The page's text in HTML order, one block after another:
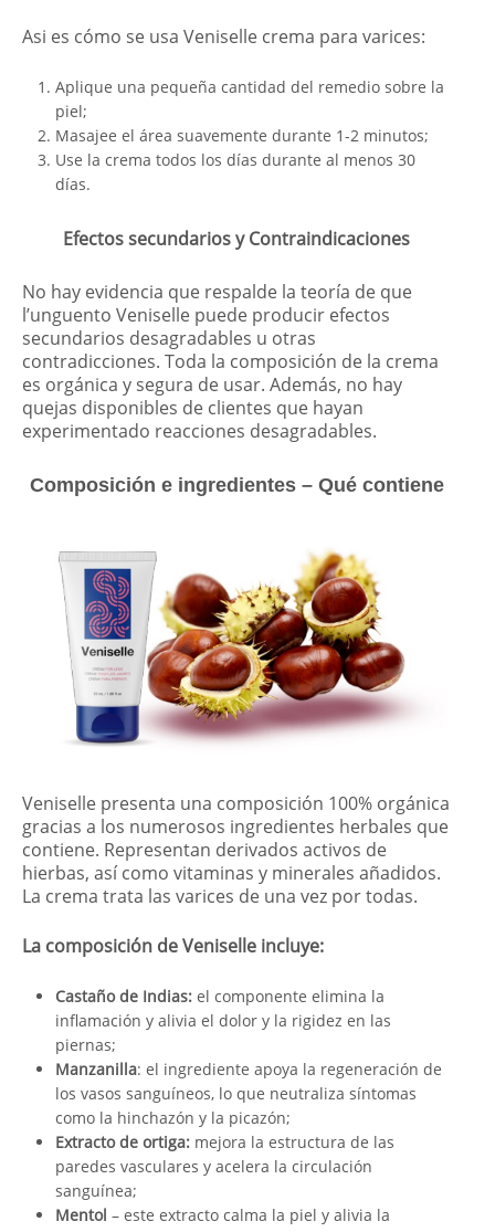
Asi es cómo se usa Veniselle crema para varices:
Aplique una pequeña cantidad del remedio sobre la
piel;
Masajee el área suavemente durante 1-2 minutos;
Use la crema todos los días durante al menos 30
días.
Efectos secundarios y Contraindicaciones
No hay evidencia que respalde la teoría de que
l’unguento Veniselle puede producir efectos
secundarios desagradables u otras
contradicciones. Toda la composición de la crema
es orgánica y segura de usar. Además, no hay
quejas disponibles de clientes que hayan
experimentado reacciones desagradables.
Composición e ingredientes – Qué contiene
Veniselle presenta una composición 100% orgánica
gracias a los numerosos ingredientes herbales que
contiene. Representan derivados activos de
hierbas, así como vitaminas y minerales añadidos.
La crema trata las varices de una vez por todas.
La composición de Veniselle incluye:
Castaño de Indias: el componente elimina la
inflamación y alivia el dolor y la rigidez en las
piernas;
Manzanilla: el ingrediente apoya la regeneración de
los vasos sanguíneos, lo que neutraliza síntomas
como la hinchazón y la picazón;
Extracto de ortiga: mejora la estructura de las
paredes vasculares y acelera la circulación
sanguínea;
Mentol – este extracto calma la piel y alivia la